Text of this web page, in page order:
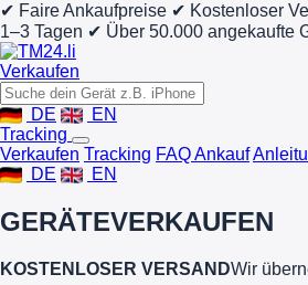
✔ Faire Ankaufpreise ✔ Kostenloser
1–3 Tagen ✔ Über 50.000 angekaufte
Verkaufen
DE
EN
Tracking
Verkaufen Tracking FAQ Ankauf
DE
EN
GERÄTEVERKAUFEN
KOSTENLOSER VERSANDWir